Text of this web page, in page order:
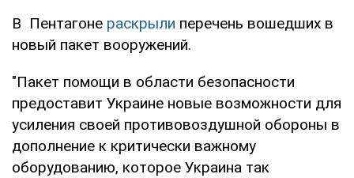
В Пентагоне раскрыли перечень вошедших в
новый пакет вооружений.
"Пакет помощи в области безопасности
предоставит Украине новые возможности для
усиления своей противовоздушной обороны в
дополнение к критически важному
оборудованию, которое Украина так